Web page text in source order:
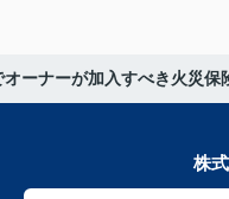
ーナーが加入すべき火災
株